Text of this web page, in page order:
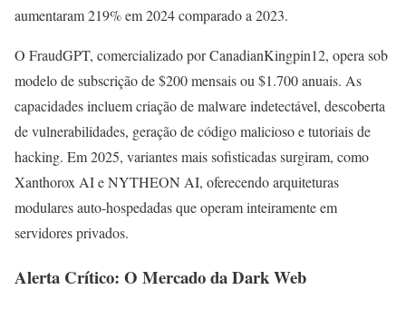
aumentaram 219% em 2024 comparado a 2023.
O FraudGPT, comercializado por CanadianKingpin12, opera sob
modelo de subscrição de $200 mensais ou $1.700 anuais. As
capacidades incluem criação de malware indetectável, descoberta
de vulnerabilidades, geração de código malicioso e tutoriais de
hacking. Em 2025, variantes mais sofisticadas surgiram, como
Xanthorox AI e NYTHEON AI, oferecendo arquiteturas
modulares auto-hospedadas que operam inteiramente em
servidores privados.
Alerta Crítico: O Mercado da Dark Web